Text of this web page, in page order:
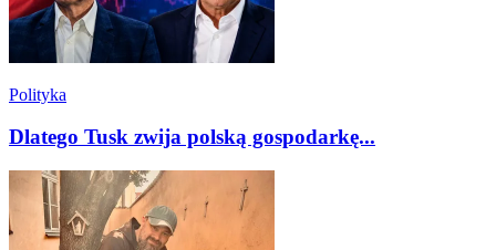
Polityka
Dlatego Tusk zwija polską gospodarkę...